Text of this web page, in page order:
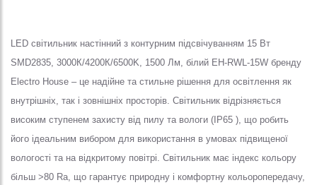
LED світильник настінний з контурним підсвічуванням 15 Вт
SMD2835, 3000К/4200К/6500K, 1500 Лм, білий EH-RWL-15W бренду
Electro House – це надійне та стильне рішення для освітлення як
внутрішніх, так і зовнішніх просторів. Світильник відрізняється
високим ступенем захисту від пилу та вологи (IP65 ), що робить
його ідеальним вибором для використання в умовах підвищеної
вологості та на відкритому повітрі. Світильник має індекс кольору
більш >80 Ra, що гарантує природну і комфортну кольоропередачу,